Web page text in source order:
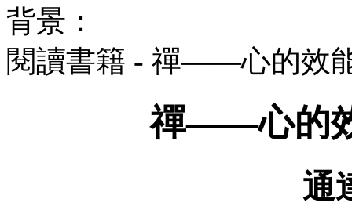
背景：
閱讀書籍 - 禪——心的效
禪——心的
通